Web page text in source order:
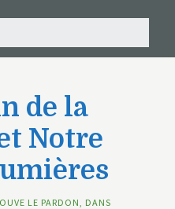
de la
Notre
LE PARDON, DANS